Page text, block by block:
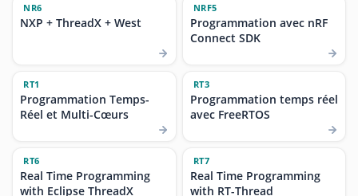
NR6
NXP + ThreadX + West
NRF5
Programmation avec nRF
Connect SDK
RT1
Programmation Temps-
Réel et Multi-Cœurs
RT3
Programmation temps réel
avec FreeRTOS
RT6
Real Time Programming
with Eclipse ThreadX
RT7
Real Time Programming
with RT-Thread